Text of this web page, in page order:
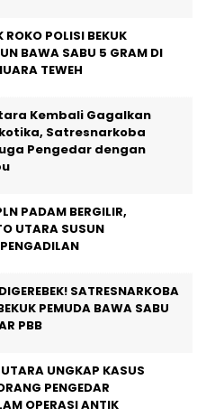
ROKO POLISI BEKUK
BAWA SABU 5 GRAM DI
TEWEH
Kembali Gagalkan
Satresnarkoba
Pengedar dengan
PADAM BERGILIR,
UTARA SUSUN
SATRESNARKOBA
PEMUDA BAWA SABU
PBB
UNGKAP KASUS
PENGEDAR
OPERASI ANTIK